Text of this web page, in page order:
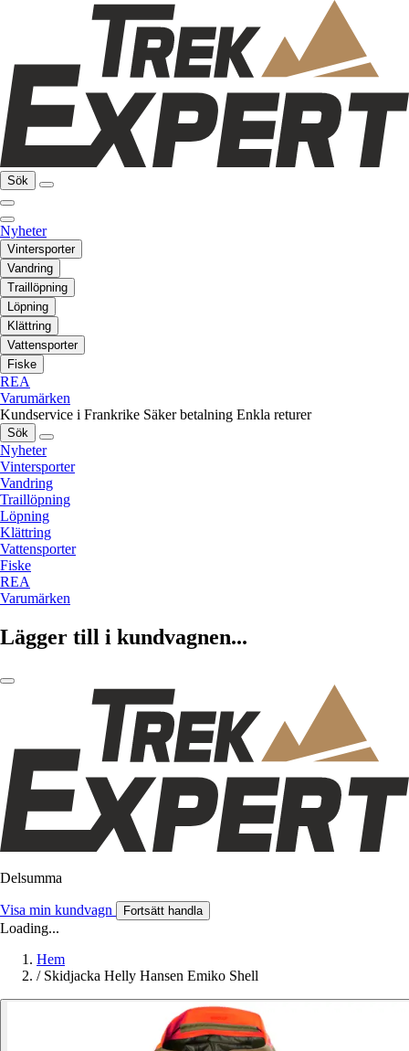
Sök
Nyheter
Vintersporter
Vandring
Traillöpning
Löpning
Klättring
Vattensporter
Fiske
REA
Varumärken
Kundservice i Frankrike Säker betalning Enkla returer
Sök
Nyheter
Vintersporter
Vandring
Traillöpning
Löpning
Klättring
Vattensporter
Fiske
REA
Varumärken
Lägger till i kundvagnen...
Delsumma
Visa min kundvagn Fortsätt handla
Loading...
Hem
/ Skidjacka Helly Hansen Emiko Shell